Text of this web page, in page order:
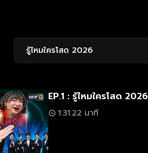
รู้ไหมใครโสด 2026
EP.1 : รู้ไหมใครโสด 2026
1:31:22 นาที